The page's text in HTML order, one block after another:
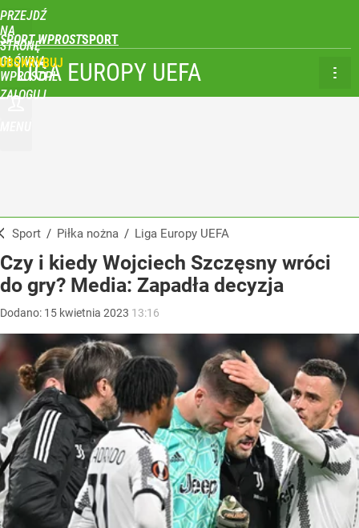
PRZEJDŹ
NA
STRONĘ
GŁÓWNĄ
WPROST.PL
SPORT WPROST
ZALOGUJ
LIGA EUROPY UEFA
Sport / Piłka nożna / Liga Europy UEFA
Czy i kiedy Wojciech Szczęsny wróci
do gry? Media: Zapadła decyzja
Dodano: 15 kwietnia 2023 13:16